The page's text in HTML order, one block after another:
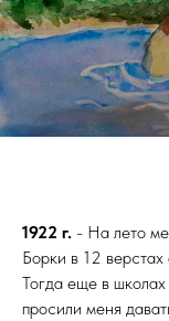
1922 г. - На лето
Борки в 12 верстах
Тогда еще в
просили меня